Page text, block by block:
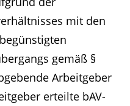
mit den
gemäß §
Arbeitgeber
erteilte bAV-